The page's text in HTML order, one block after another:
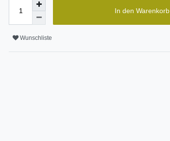
In den Warenkorb
Wunschliste